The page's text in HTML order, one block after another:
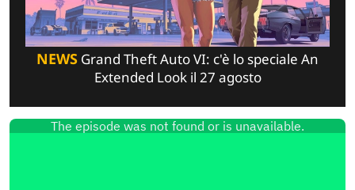
NEWS Grand Theft Auto VI: c'è lo speciale An
Extended Look il 27 agosto